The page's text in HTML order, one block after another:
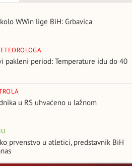
WWin lige BiH: Grbavica
pakleni period: Temperature idu do 40
u RS uhvaćeno u lažnom
prvenstvo u atletici, predstavnik BiH